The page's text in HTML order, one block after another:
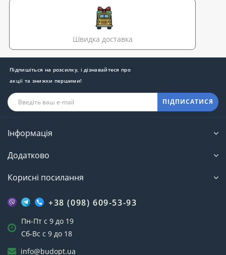
Швидка доставка
Підпишіться на розсилку, і дізнавайтеся про
акції та знижки першими!
ПІДПИСАТИСЯ
Інформація
Додатково
Корисні посилання
+38 (098) 609-53-93
Пн-Пт с 9 до 19
Сб-Вс с 9 до 18
info@budopt.ua